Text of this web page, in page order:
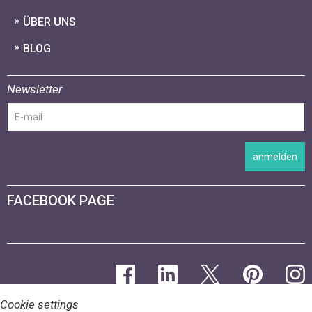
ÜBER UNS
BLOG
Newsletter
anmelden
FACEBOOK PAGE
Cookie settings